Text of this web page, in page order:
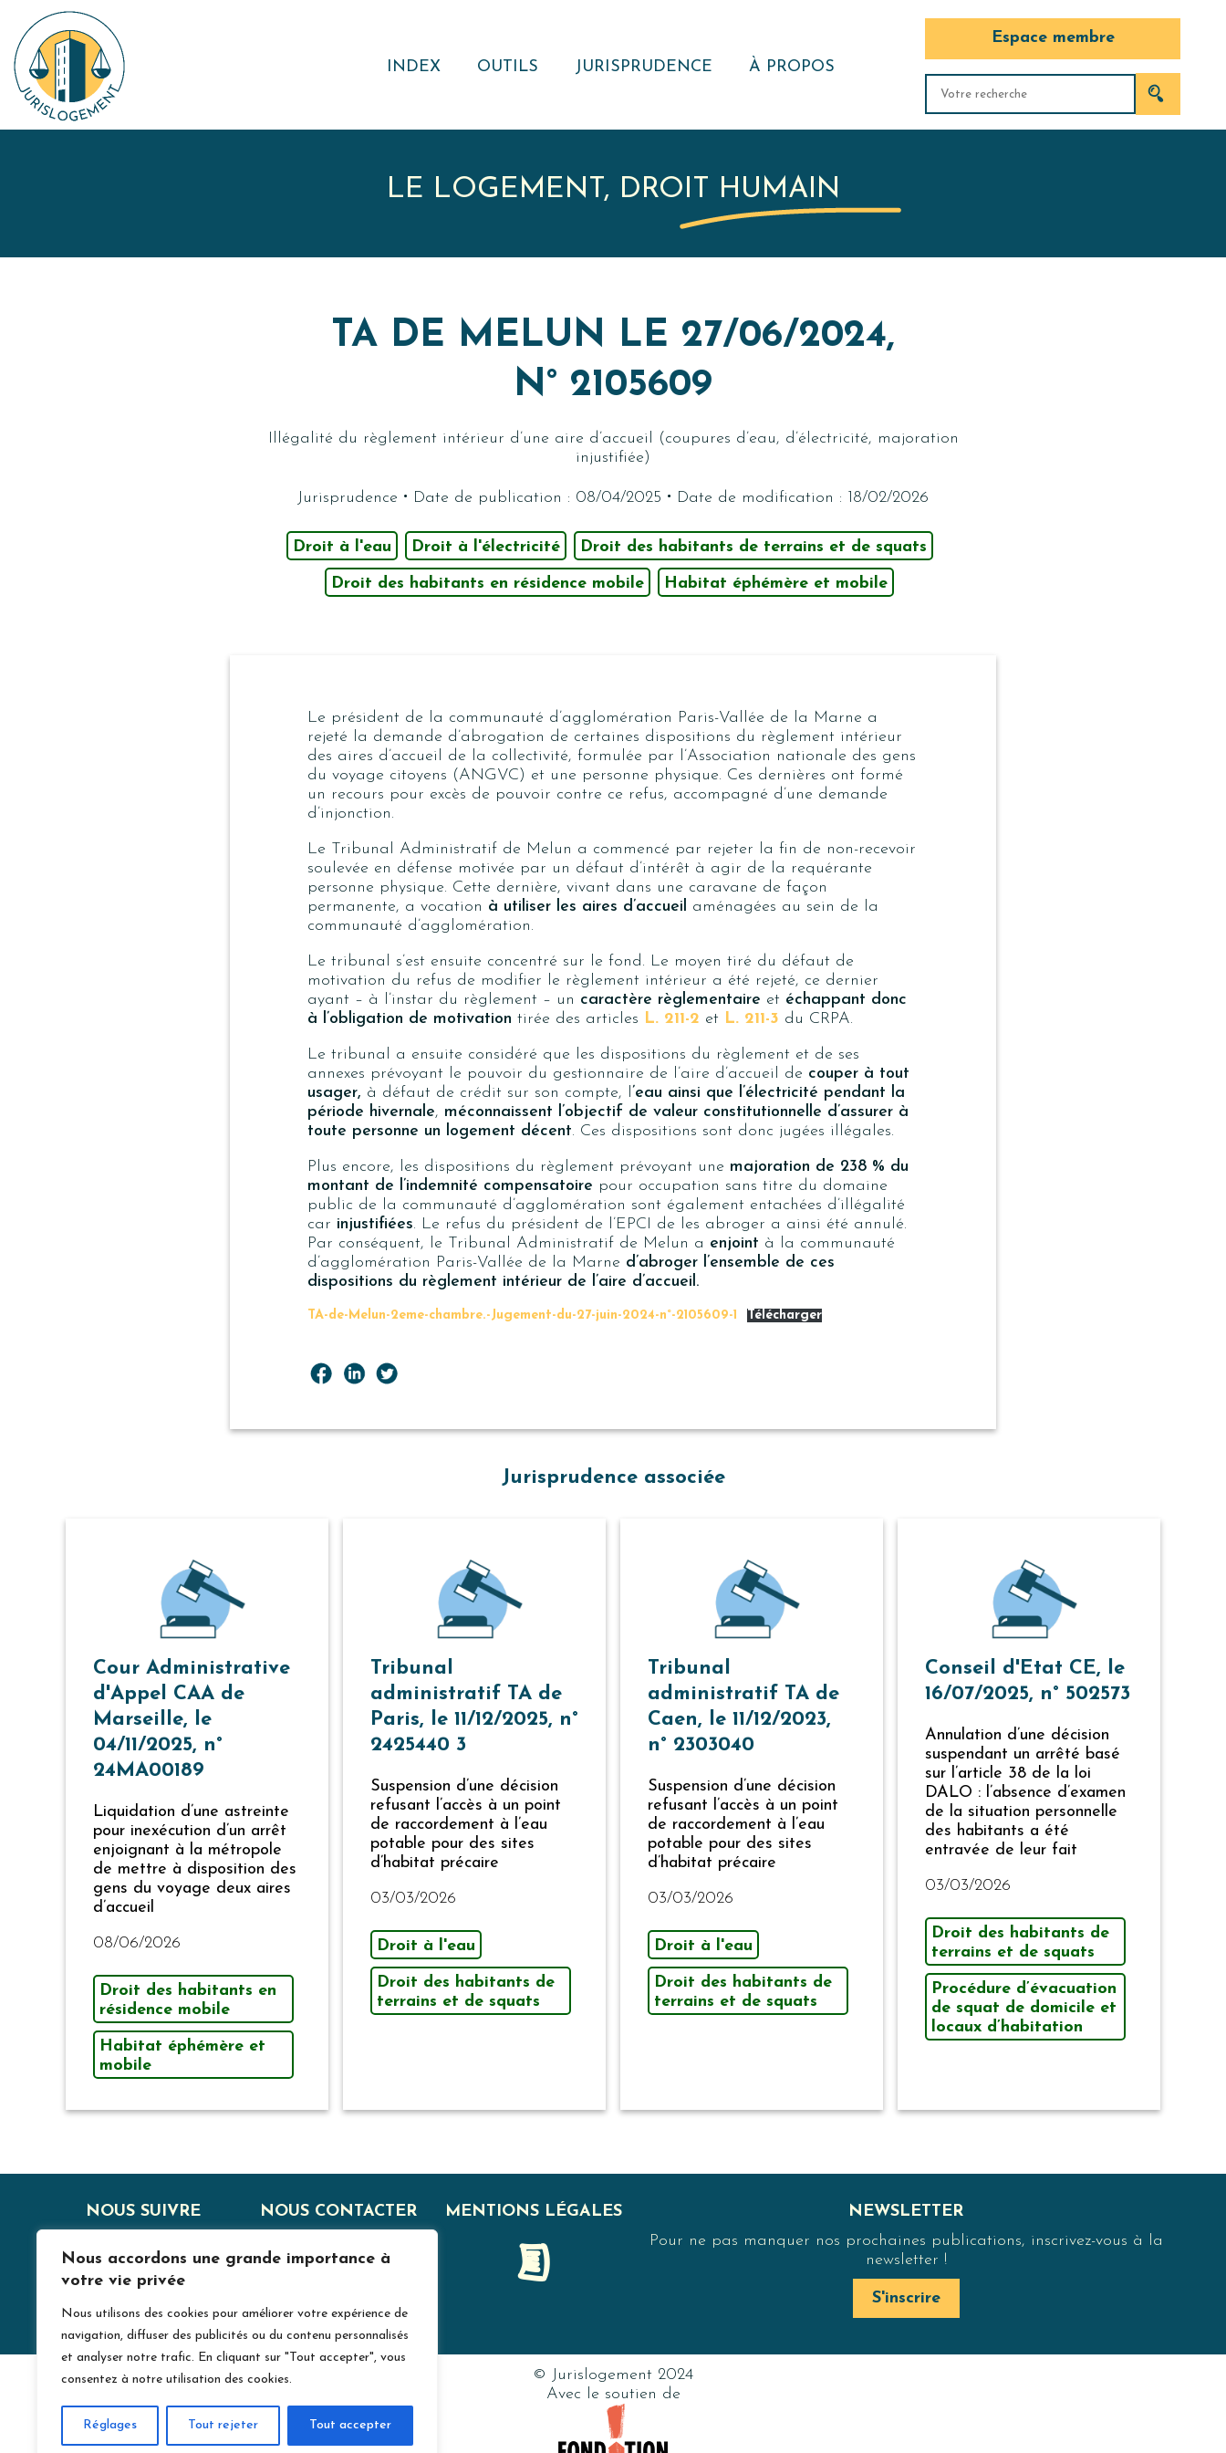
Nous accordons une grande importance à
votre vie privée
Nous utilisons des cookies pour améliorer votre expérience de
navigation, diffuser des publicités ou du contenu personnalisés
et analyser notre trafic. En cliquant sur "Tout accepter", vous
consentez à notre utilisation des cookies.
Réglages Tout rejeter Tout accepter
INDEX OUTILS
RECUEIL DE
RESSOURCE
EXTERNE
JURISPRUDENCE
JURISPRUDENTIELLE
À PROPOS
NOUS ?
ACTUALITÉS DU
RÉSEAU
Espace membre
LE LOGEMENT, DROIT HUMAIN
TA DE MELUN LE 27/06/2024,
N° 2105609
Illégalité du règlement intérieur d’une aire d’accueil (coupures d’eau, d’électricité, majoration
injustifiée)
Jurisprudence · Date de publication : 08/04/2025 · Date de modification : 18/02/2026
Droit à l'eau Droit à l'électricité Droit des habitants de terrains et de squats
Droit des habitants en résidence mobile Habitat éphémère et mobile
Le président de la communauté d’agglomération Paris-Vallée de la Marne a
rejeté la demande d’abrogation de certaines dispositions du règlement intérieur
des aires d’accueil de la collectivité, formulée par l’Association nationale des gens
du voyage citoyens (ANGVC) et une personne physique. Ces dernières ont formé
un recours pour excès de pouvoir contre ce refus, accompagné d’une demande
d’injonction.
Le Tribunal Administratif de Melun a commencé par rejeter la fin de non-recevoir
soulevée en défense motivée par un défaut d’intérêt à agir de la requérante
personne physique. Cette dernière, vivant dans une caravane de façon
permanente, a vocation à utiliser les aires d’accueil aménagées au sein de la
communauté d’agglomération.
Le tribunal s’est ensuite concentré sur le fond. Le moyen tiré du défaut de
motivation du refus de modifier le règlement intérieur a été rejeté, ce dernier
ayant – à l’instar du règlement – un caractère règlementaire et échappant donc
à l’obligation de motivation tirée des articles L. 211-2 et L. 211-3 du CRPA.
Le tribunal a ensuite considéré que les dispositions du règlement et de ses
annexes prévoyant le pouvoir du gestionnaire de l’aire d’accueil de couper à tout
usager, à défaut de crédit sur son compte, l’eau ainsi que l’électricité pendant la
période hivernale, méconnaissent l’objectif de valeur constitutionnelle d’assurer à
toute personne un logement décent. Ces dispositions sont donc jugées illégales.
Plus encore, les dispositions du règlement prévoyant une majoration de 238 % du
montant de l’indemnité compensatoire pour occupation sans titre du domaine
public de la communauté d’agglomération sont également entachées d’illégalité
car injustifiées. Le refus du président de l’EPCI de les abroger a ainsi été annulé.
Par conséquent, le Tribunal Administratif de Melun a enjoint à la communauté
d’agglomération Paris-Vallée de la Marne d’abroger l’ensemble de ces
dispositions du règlement intérieur de l’aire d’accueil.
TA-de-Melun-2eme-chambre.-Jugement-du-27-juin-2024-n°-2105609-1 Télécharger
Jurisprudence associée
Cour Administrative
d'Appel CAA de
Marseille, le
04/11/2025, n°
24MA00189
Liquidation d’une astreinte
pour inexécution d’un arrêt
enjoignant à la métropole
de mettre à disposition des
gens du voyage deux aires
d’accueil
08/06/2026
Droit des habitants en
résidence mobile
Habitat éphémère et
mobile
Tribunal
administratif TA de
Paris, le 11/12/2025, n°
2425440 3
Suspension d’une décision
refusant l’accès à un point
de raccordement à l’eau
potable pour des sites
d’habitat précaire
03/03/2026
Droit à l'eau
Droit des habitants de
terrains et de squats
Tribunal
administratif TA de
Caen, le 11/12/2023,
n° 2303040
Suspension d’une décision
refusant l’accès à un point
de raccordement à l’eau
potable pour des sites
d’habitat précaire
03/03/2026
Droit à l'eau
Droit des habitants de
terrains et de squats
Conseil d'Etat CE, le
16/07/2025, n° 502573
Annulation d’une décision
suspendant un arrêté basé
sur l’article 38 de la loi
DALO : l’absence d’examen
de la situation personnelle
des habitants a été
entravée de leur fait
03/03/2026
Droit des habitants de
terrains et de squats
Procédure d’évacuation
de squat de domicile et
locaux d’habitation
NOUS SUIVRE NOUS CONTACTER
J
MENTIONS LÉGALES
F
NEWSLETTER
Pour ne pas manquer nos prochaines publications, inscrivez-vous à la
newsletter !
S'inscrire
© Jurislogement 2024
Avec le soutien de